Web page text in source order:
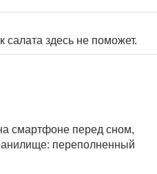
салата здесь не поможет.
смартфоне перед сном,
переполненный